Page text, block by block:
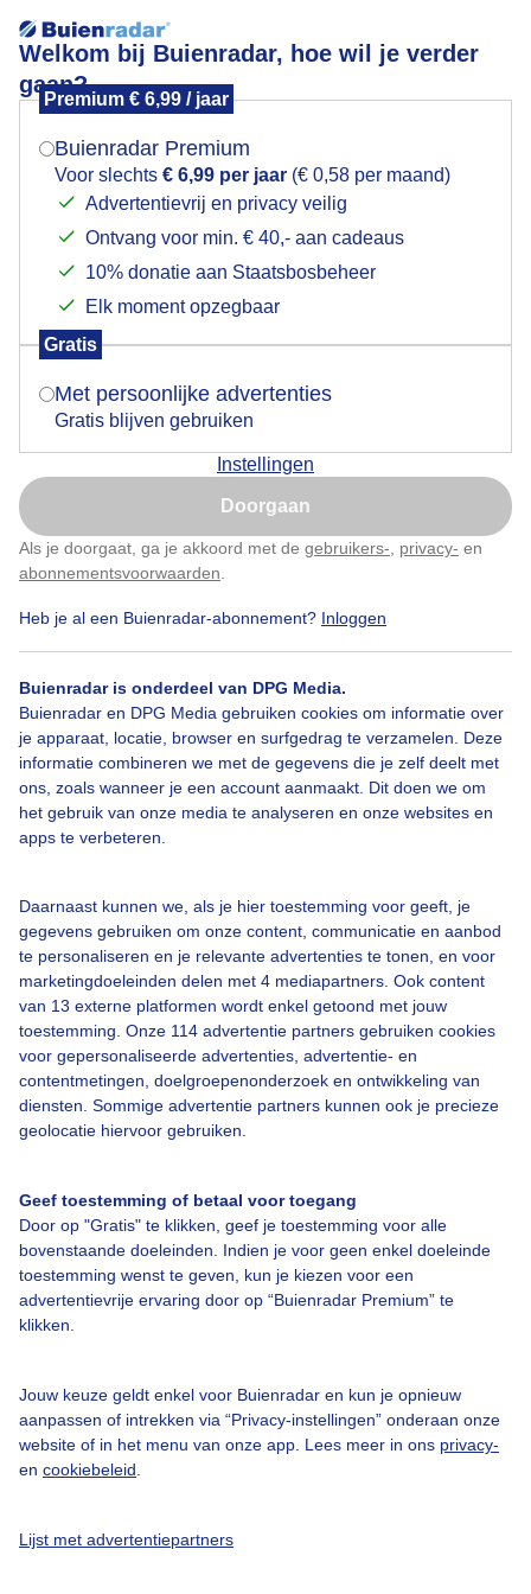
Welkom bij Buienradar, hoe wil je verder
gaan?
Premium € 6,99 / jaar
Buienradar Premium
Voor slechts € 6,99 per jaar (€ 0,58 per maand)
Advertentievrij en privacy veilig
Ontvang voor min. € 40,- aan cadeaus
10% donatie aan Staatsbosbeheer
Elk moment opzegbaar
Gratis
Met persoonlijke advertenties
Gratis blijven gebruiken
Instellingen
Doorgaan
Als je doorgaat, ga je akkoord met de gebruikers- privacy- en
abonnementsvoorwaarden
Heb je al een Buienradar-abonnement? Inloggen
Buienradar is onderdeel van DPG Media.
Buienradar en DPG Media gebruiken cookies om informatie over
je apparaat, locatie, browser en surfgedrag te verzamelen. Deze
informatie combineren we met de gegevens die je zelf deelt met
ons, zoals wanneer je een account aanmaakt. Dit doen we om
het gebruik van onze media te analyseren en onze websites en
apps te verbeteren.
Daarnaast kunnen we, als je hier toestemming voor geeft, je
gegevens gebruiken om onze content, communicatie en aanbod
te personaliseren en je relevante advertenties te tonen, en voor
marketingdoeleinden delen met 4 mediapartners. Ook content
van 13 externe platformen wordt enkel getoond met jouw
toestemming. Onze 114 advertentie partners gebruiken cookies
voor gepersonaliseerde advertenties, advertentie- en
contentmetingen, doelgroepenonderzoek en ontwikkeling van
diensten. Sommige advertentie partners kunnen ook je precieze
geolocatie hiervoor gebruiken.
Geef toestemming of betaal voor toegang
Door op "Gratis" te klikken, geef je toestemming voor alle
bovenstaande doeleinden. Indien je voor geen enkel doeleinde
toestemming wenst te geven, kun je kiezen voor een
advertentievrije ervaring door op “Buienradar Premium” te
klikken.
Jouw keuze geldt enkel voor Buienradar en kun je opnieuw
aanpassen of intrekken via “Privacy-instellingen” onderaan onze
website of in het menu van onze app. Lees meer in ons privacy-
en cookiebeleid
Lijst met advertentiepartners
Zonsopkomst
Maar er zijn veel wolken beetje zon maakt ook een
regenboog
Door: Corry van Daalen Gemaakt: 08-07-2025, 39x bekeken
Zon Wolken
Bekijk slideshow
Een moment geduld aub...
Over Buienradar
Bedrijfsgegevens
Veelgestelde vragen
Contact
Toegankelijkheid
Adverteren
Buienradar Team
Privacy beleid
Mogen we je locatie gebruiken voor het
Indien je hier nog geen akkoord op hebt gegeven,
verschijnt er zo een pop-up uit je browser waarin
Is goed, toon de popup
Nu niet, misschien later
Klik hierom dit aan te passen